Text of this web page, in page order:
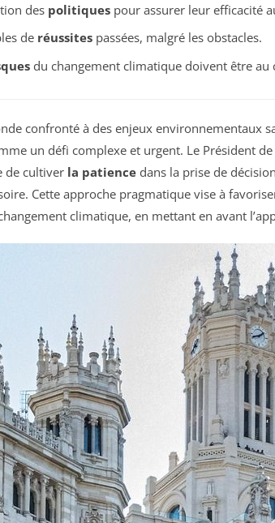
des politiquespour assurer leur efficacité
de réussitespassées, malgré les obstacles.
du changement climatique doivent être au
confronté à des enjeux environnementaux
un défi complexe et urgent. Le Président
de cultiver la patience dans la prise de
Cette approche pragmatique vise à
climatique, en mettant en avant